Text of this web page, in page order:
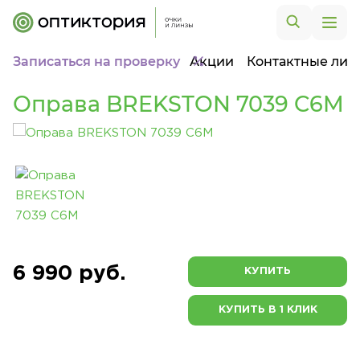
Записаться на проверку Акции Контактные
Оправа BREKSTON 7039 C6M
6 990 руб. КУПИТЬ
КУПИТЬ В 1 КЛИК